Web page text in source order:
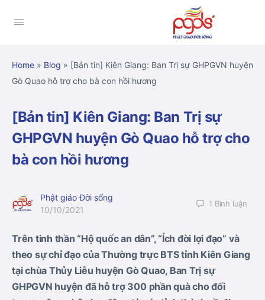
Home » Blog » [Bản tin] Kiên Giang: Ban Trị sự GHPGVN huyện
Gò Quao hỗ trợ cho bà con hồi hương
[Bản tin] Kiên Giang: Ban Trị sự
GHPGVN huyện Gò Quao hỗ trợ cho
bà con hồi hương
Phật giáo Đời sống
10/10/2021
1 Bình luận
Trên tinh thần “Hộ quốc an dân”, “Ích đời lợi đạo” và
theo sự chỉ đạo của Thường trực BTS tỉnh Kiên Giang
tại chùa Thủy Liễu huyện Gò Quao, Ban Trị sự
GHPGVN huyện đã hỗ trợ 300 phần quà cho đối